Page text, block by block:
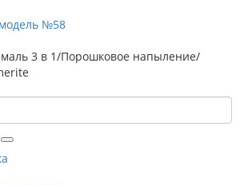
№58
3 в 1/Порошковое напыление/